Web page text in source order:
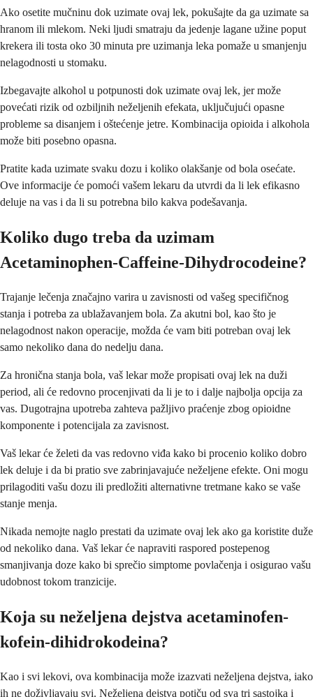
Ako osetite mučninu dok uzimate ovaj lek, pokušajte da ga uzimate sa
hranom ili mlekom. Neki ljudi smatraju da jedenje lagane užine poput
krekera ili tosta oko 30 minuta pre uzimanja leka pomaže u smanjenju
nelagodnosti u stomaku.
Izbegavajte alkohol u potpunosti dok uzimate ovaj lek, jer može
povećati rizik od ozbiljnih neželjenih efekata, uključujući opasne
probleme sa disanjem i oštećenje jetre. Kombinacija opioida i alkohola
može biti posebno opasna.
Pratite kada uzimate svaku dozu i koliko olakšanje od bola osećate.
Ove informacije će pomoći vašem lekaru da utvrdi da li lek efikasno
deluje na vas i da li su potrebna bilo kakva podešavanja.
Koliko dugo treba da uzimam
Acetaminophen-Caffeine-Dihydrocodeine?
Trajanje lečenja značajno varira u zavisnosti od vašeg specifičnog
stanja i potreba za ublažavanjem bola. Za akutni bol, kao što je
nelagodnost nakon operacije, možda će vam biti potreban ovaj lek
samo nekoliko dana do nedelju dana.
Za hronična stanja bola, vaš lekar može propisati ovaj lek na duži
period, ali će redovno procenjivati da li je to i dalje najbolja opcija za
vas. Dugotrajna upotreba zahteva pažljivo praćenje zbog opioidne
komponente i potencijala za zavisnost.
Vaš lekar će želeti da vas redovno viđa kako bi procenio koliko dobro
lek deluje i da bi pratio sve zabrinjavajuće neželjene efekte. Oni mogu
prilagoditi vašu dozu ili predložiti alternativne tretmane kako se vaše
stanje menja.
Nikada nemojte naglo prestati da uzimate ovaj lek ako ga koristite duže
od nekoliko dana. Vaš lekar će napraviti raspored postepenog
smanjivanja doze kako bi sprečio simptome povlačenja i osigurao vašu
udobnost tokom tranzicije.
Koja su neželjena dejstva acetaminofen-
kofein-dihidrokodeina?
Kao i svi lekovi, ova kombinacija može izazvati neželjena dejstva, iako
ih ne doživljavaju svi. Neželjena dejstva potiču od sva tri sastojka i